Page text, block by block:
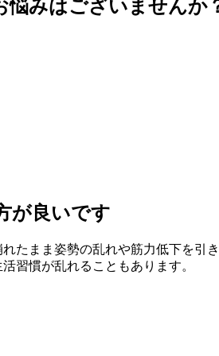
悩みはございませんか
が良いです
たまま姿勢の乱れや筋力低下を
習慣が乱れることもあります。